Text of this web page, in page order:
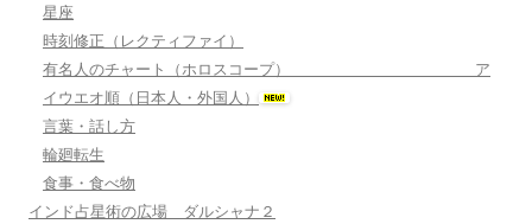
星座
時刻修正（レクティファイ）
有名人のチャート（ホロスコープ） ア
イウエオ順（日本人・外国人）
言葉・話し方
輪廻転生
食事・食べ物
インド占星術の広場 ダルシャナ２